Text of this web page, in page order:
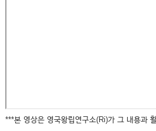
***본 영상은 영국왕립연구소(Ri)가 그 내용과